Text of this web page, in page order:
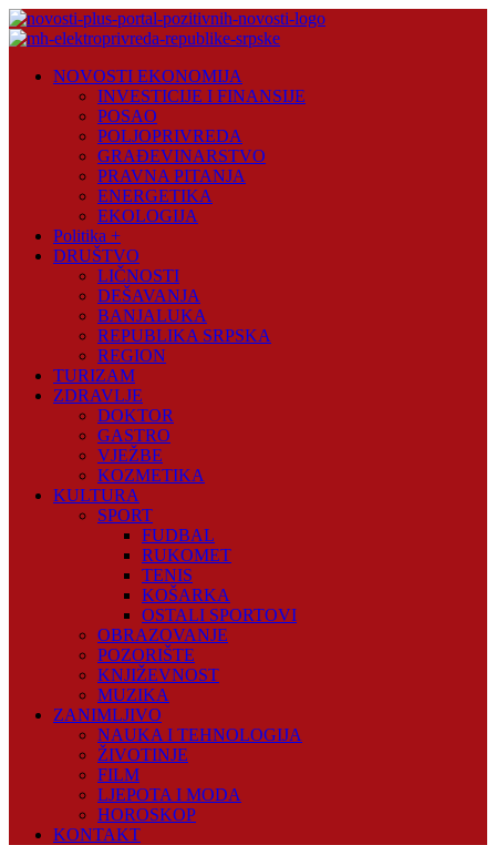
Skip
to
Plus
NOVOSTI EKONOMIJA
INVESTICIJE I FINANSIJE
POSAO
POLJOPRIVREDA
GRAĐEVINARSTVO
PRAVNA PITANJA
ENERGETIKA
EKOLOGIJA
Politika +
DRUŠTVO
LIČNOSTI
DEŠAVANJA
BANJALUKA
REPUBLIKA SRPSKA
REGION
TURIZAM
ZDRAVLJE
DOKTOR
GASTRO
VJEŽBE
KOZMETIKA
KULTURA
SPORT
FUDBAL
RUKOMET
TENIS
KOŠARKA
OSTALI SPORTOVI
OBRAZOVANJE
POZORIŠTE
KNJIŽEVNOST
MUZIKA
ZANIMLJIVO
NAUKA I TEHNOLOGIJA
ŽIVOTINJE
FILM
LJEPOTA I MODA
HOROSKOP
KONTAKT